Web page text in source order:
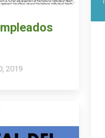
2019